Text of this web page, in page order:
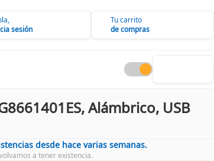
sesión
Tu carrito
de compras
Alámbrico, USB
desde hace varias semanas.
a tener existencia.